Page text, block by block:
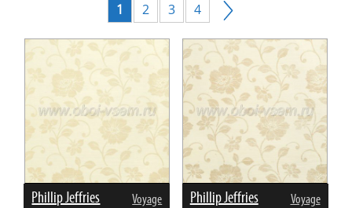
1 2 3 4
Phillip Jeffries Voyage Phillip Jeffries Voyage